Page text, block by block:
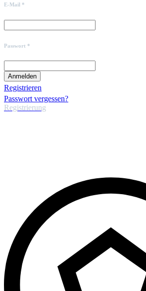
E-Mail *
Passwort *
Registrieren
Passwort vergessen?
Registrierung